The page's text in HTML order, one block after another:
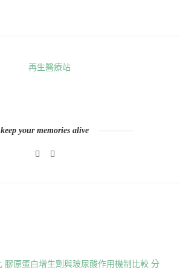
keep your memories alive